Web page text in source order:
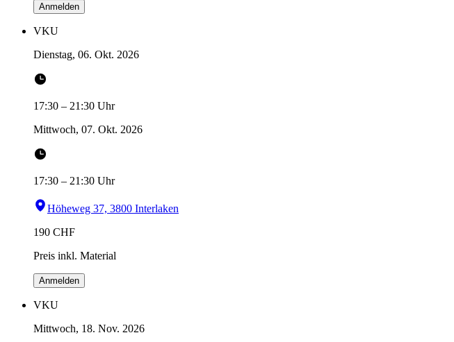
Anmelden
VKU
Dienstag, 06. Okt. 2026
17:30 – 21:30 Uhr
Mittwoch, 07. Okt. 2026
17:30 – 21:30 Uhr
Höheweg 37, 3800 Interlaken
190 CHF
Preis inkl. Material
Anmelden
VKU
Mittwoch, 18. Nov. 2026